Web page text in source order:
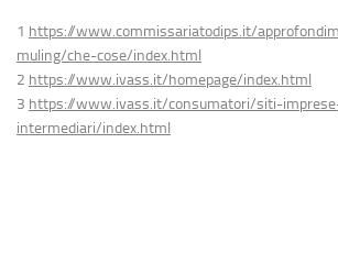
1 https://www.commissariatodips.it/
muling/che-cose/index.html
2 https://www.ivass.it/homepage/index.html
3 https://www.ivass.it/consumatori/siti-
intermediari/index.html